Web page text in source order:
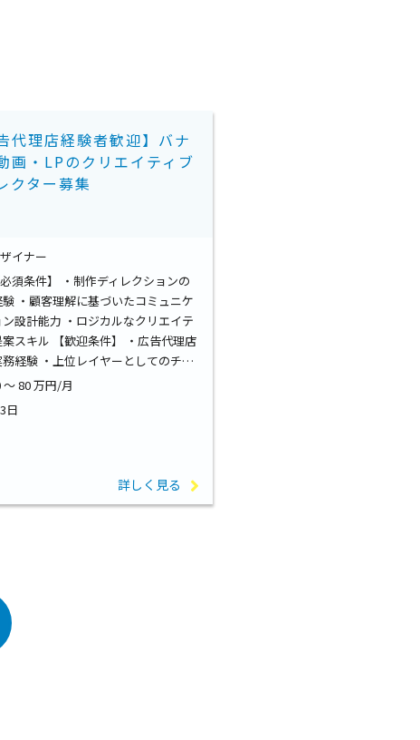
代理店経験者歓迎】バナ
画・LPのクリエイティブ
クター募集
イナー
必須条件】 ・制作ディレクションの
・顧客理解に基づいたコミュニケ
設計能力 ・ロジカルなクリエイテ
スキル 【歓迎条件】 ・広告代理店
務経験 ・上位レイヤーとしてのチ…
～ 80 万円/月
日
詳しく見る